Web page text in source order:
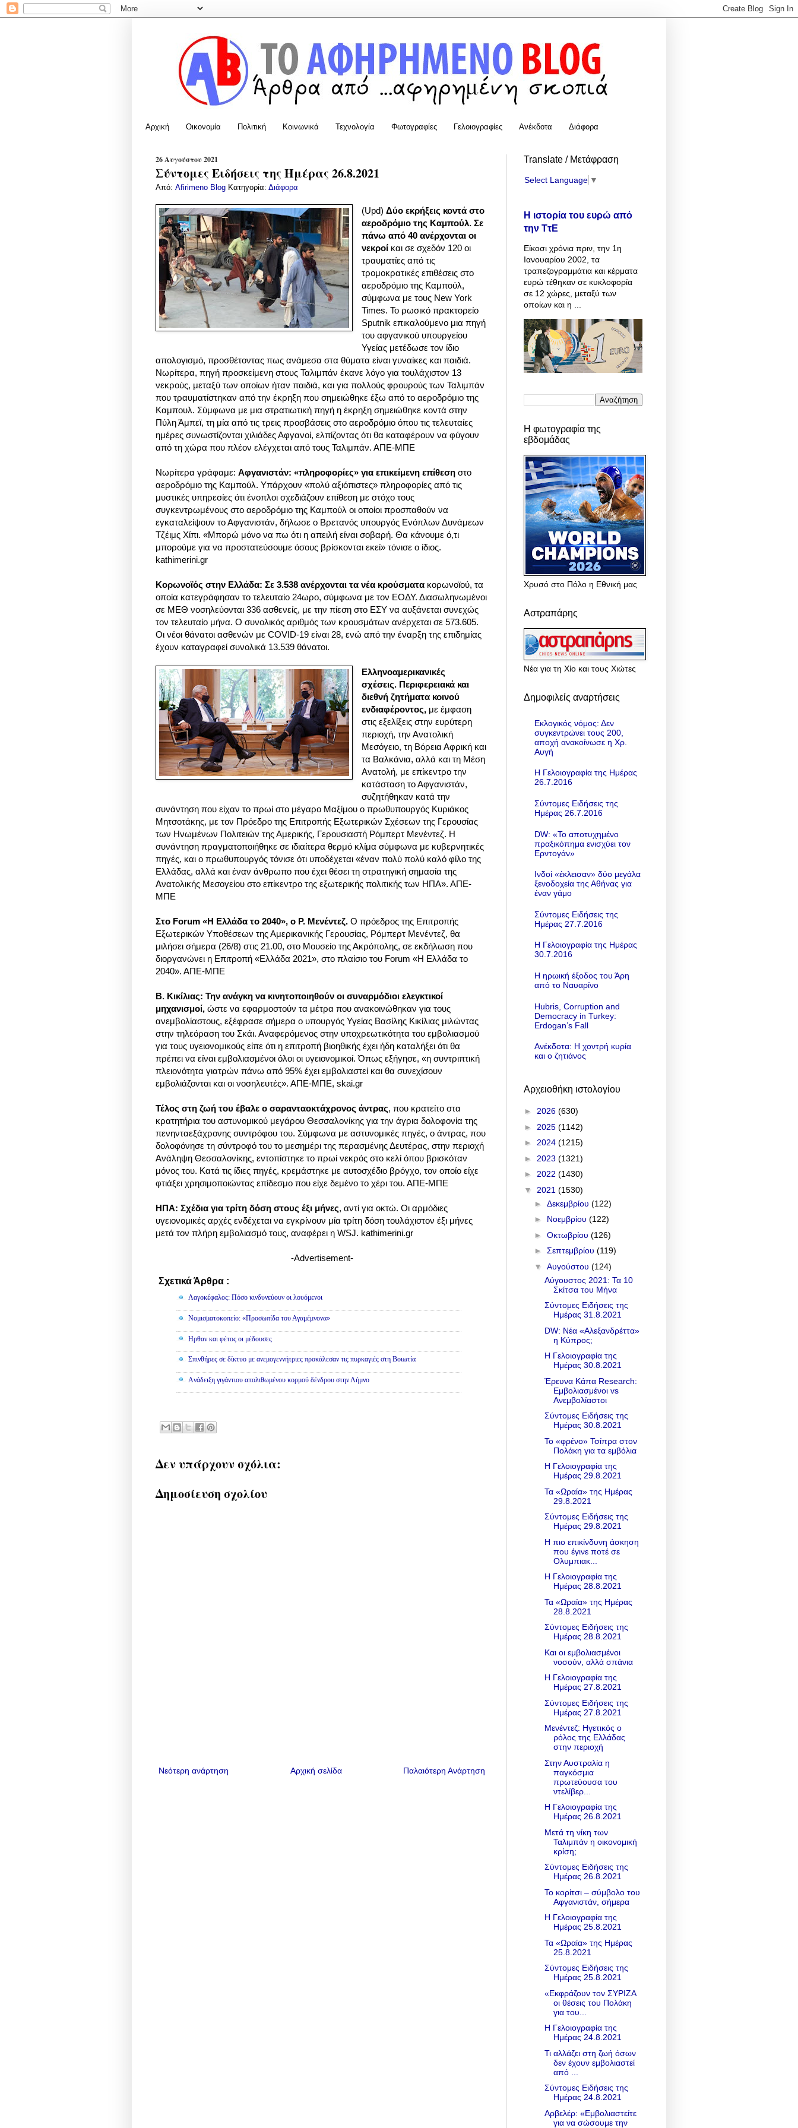
Αρχική Οικονομία Πολιτική Κοινωνικά Τεχνολογία Φωτογραφίες Γελοιογραφίες Ανέκδοτα Διάφορα
26 Αυγούστου 2021
Σύντομες Ειδήσεις της Ημέρας 26.8.2021
Από: Afirimeno Blog Κατηγορία: Διάφορα
(Upd)Δύο εκρήξεις κοντά στο
αεροδρόμιο της Καμπούλ. Σε
πάνω από 40 ανέρχονται οι
νεκροί και σε σχεδόν 120 οι
τραυματίες από τις
τρομοκρατικές επιθέσεις στο
αεροδρόμιο της Καμπούλ,
σύμφωνα με τους New York
Times. Το ρωσικό πρακτορείο
Sputnik επικαλούμενο μια πηγή
του αφγανικού υπουργείου
Υγείας μετέδωσε τον ίδιο
απολογισμό, προσθέτοντας πως ανάμεσα στα θύματα είναι γυναίκες και παιδιά.
Νωρίτερα, πηγή προσκείμενη στους Ταλιμπάν έκανε λόγο για τουλάχιστον 13
νεκρούς, μεταξύ των οποίων ήταν παιδιά, και για πολλούς φρουρούς των Ταλιμπάν
που τραυματίστηκαν από την έκρηξη που σημειώθηκε έξω από το αεροδρόμιο της
Καμπουλ. Σύμφωνα με μια στρατιωτική πηγή η έκρηξη σημειώθηκε κοντά στην
Πύλη Άμπεϊ, τη μία από τις τρεις προσβάσεις στο αεροδρόμιο όπου τις τελευταίες
ημέρες συνωστίζονται χιλιάδες Αφγανοί, ελπίζοντας ότι θα καταφέρουν να φύγουν
από τη χώρα που πλέον ελέγχεται από τους Ταλιμπάν. ΑΠΕ-ΜΠΕ
Νωρίτερα γράφαμε: Αφγανιστάν: «πληροφορίες» για επικείμενη επίθεση στο
αεροδρόμιο της Καμπούλ. Υπάρχουν «πολύ αξιόπιστες» πληροφορίες από τις
μυστικές υπηρεσίες ότι ένοπλοι σχεδιάζουν επίθεση με στόχο τους
συγκεντρωμένους στο αεροδρόμιο της Καμπούλ οι οποίοι προσπαθούν να
εγκαταλείψουν το Αφγανιστάν, δήλωσε ο Βρετανός υπουργός Ενόπλων Δυνάμεων
Τζέιμς Χίπι. «Μπορώ μόνο να πω ότι η απειλή είναι σοβαρή. Θα κάνουμε ό,τι
μπορούμε για να προστατεύσουμε όσους βρίσκονται εκεί» τόνισε ο ίδιος.
kathimerini.gr
Κορωνοϊός στην Ελλάδα: Σε 3.538 ανέρχονται τα νέα κρούσματα κορωνοϊού, τα
οποία κατεγράφησαν το τελευταίο 24ωρο, σύμφωνα με τον ΕΟΔΥ. Διασωληνωμένοι
σε ΜΕΘ νοσηλεύονται 336 ασθενείς, με την πίεση στο ΕΣΥ να αυξάνεται συνεχώς
τον τελευταίο μήνα. Ο συνολικός αριθμός των κρουσμάτων ανέρχεται σε 573.605.
Οι νέοι θάνατοι ασθενών με COVID-19 είναι 28, ενώ από την έναρξη της επιδημίας
έχουν καταγραφεί συνολικά 13.539 θάνατοι.
Ελληνοαμερικανικές
σχέσεις. Περιφερειακά και
διεθνή ζητήματα κοινού
ενδιαφέροντος, με έμφαση
στις εξελίξεις στην ευρύτερη
περιοχή, την Ανατολική
Μεσόγειο, τη Βόρεια Αφρική και
τα Βαλκάνια, αλλά και τη Μέση
Ανατολή, με επίκεντρο την
κατάσταση το Αφγανιστάν,
συζητήθηκαν κατά την
συνάντηση που είχαν το πρωί στο μέγαρο Μαξίμου ο πρωθυπουργός Κυριάκος
Μητσοτάκης, με τον Πρόεδρο της Επιτροπής Εξωτερικών Σχέσεων της Γερουσίας
των Ηνωμένων Πολιτειών της Αμερικής, Γερουσιαστή Ρόμπερτ Μενέντεζ. Η
συνάντηση πραγματοποιήθηκε σε ιδιαίτερα θερμό κλίμα σύμφωνα με κυβερνητικές
πηγές, και ο πρωθυπουργός τόνισε ότι υποδέχεται «έναν πολύ πολύ καλό φίλο της
Ελλάδας, αλλά και έναν άνθρωπο που έχει θέσει τη στρατηγική σημασία της
Ανατολικής Μεσογείου στο επίκεντρο της εξωτερικής πολιτικής των ΗΠΑ». ΑΠΕ-
ΜΠΕ
Στο Forum «Η Ελλάδα το 2040», ο Ρ. Μενέντεζ. Ο πρόεδρος της Επιτροπής
Εξωτερικών Υποθέσεων της Αμερικανικής Γερουσίας, Ρόμπερτ Μενέντεζ, θα
μιλήσει σήμερα (26/8) στις 21.00, στο Μουσείο της Ακρόπολης, σε εκδήλωση που
διοργανώνει η Επιτροπή «Ελλάδα 2021», στο πλαίσιο του Forum «Η Ελλάδα το
2040». ΑΠΕ-ΜΠΕ
Β. Κικίλιας: Την ανάγκη να κινητοποιηθούν οι συναρμόδιοι ελεγκτικοί
μηχανισμοί, ώστε να εφαρμοστούν τα μέτρα που ανακοινώθηκαν για τους
ανεμβολίαστους, εξέφρασε σήμερα ο υπουργός Υγείας Βασίλης Κικίλιας μιλώντας
στην τηλεόραση του Σκάι. Αναφερόμενος στην υποχρεωτικότητα του εμβολιασμού
για τους υγειονομικούς είπε ότι η επιτροπή βιοηθικής έχει ήδη καταλήξει ότι θα
πρέπει να είναι εμβολιασμένοι όλοι οι υγειονομικοί. Όπως εξήγησε, «η συντριπτική
πλειονότητα γιατρών πάνω από 95% έχει εμβολιαστεί και θα συνεχίσουν
εμβολιάζονται και οι νοσηλευτές». ΑΠΕ-ΜΠΕ, skai.gr
Τέλος στη ζωή του έβαλε ο σαρανταοκτάχρονος άντρας, που κρατείτο στα
κρατητήρια του αστυνομικού μεγάρου Θεσσαλονίκης για την άγρια δολοφονία της
πενηνταεξάχρονης συντρόφου του. Σύμφωνα με αστυνομικές πηγές, ο άντρας, που
δολοφόνησε τη σύντροφό του το μεσημέρι της περασμένης Δευτέρας, στην περιοχή
Ανάληψη Θεσσαλονίκης, εντοπίστηκε το πρωί νεκρός στο κελί όπου βρισκόταν
μόνος του. Κατά τις ίδιες πηγές, κρεμάστηκε με αυτοσχέδιο βρόγχο, τον οποίο είχε
φτιάξει χρησιμοποιώντας επίδεσμο που είχε δεμένο το χέρι του. ΑΠΕ-ΜΠΕ
ΗΠΑ: Σχέδια για τρίτη δόση στους έξι μήνες, αντί για οκτώ. Οι αρμόδιες
υγειονομικές αρχές ενδέχεται να εγκρίνουν μία τρίτη δόση τουλάχιστον έξι μήνες
μετά τον πλήρη εμβολιασμό τους, αναφέρει η WSJ. kathimerini.gr
-Advertisement-
Σχετικά Άρθρα :
Λαγοκέφαλος: Πόσο κινδυνεύουν οι λουόμενοι
Νομισματοκοπείο: «Προσωπίδα του Αγαμέμνονα»
Ηρθαν και φέτος οι μέδουσες
Σπινθήρες σε δίκτυο με ανεμογεννήτριες προκάλεσαν τις πυρκαγιές στη Βοιωτία
Aνάδειξη γιγάντιου απολιθωμένου κορμού δένδρου στην Λήμνο
Δεν υπάρχουν σχόλια:
Δημοσίευση σχολίου
Νεότερη ανάρτηση Παλαιότερη Ανάρτηση
Αρχική σελίδα
Translate / Μετάφραση
Select Language ▼
Η ιστορία του ευρώ από
την ΤτΕ
Είκοσι χρόνια πριν, την 1η
Ιανουαρίου 2002, τα
τραπεζογραμμάτια και κέρματα
ευρώ τέθηκαν σε κυκλοφορία
σε 12 χώρες, μεταξύ των
οποίων και η ...
Η φωτογραφία της
εβδομάδας
Χρυσό στο Πόλο η Εθνική μας
Αστραπάρης
Νέα για τη Χίο και τους Χιώτες
Δημοφιλείς αναρτήσεις
Εκλογικός νόμος: Δεν
συγκεντρώνει τους 200,
αποχή ανακοίνωσε η Χρ.
Αυγή
Η Γελοιογραφία της Ημέρας
26.7.2016
Σύντομες Ειδήσεις της
Ημέρας 26.7.2016
DW: «To αποτυχημένο
πραξικόπημα ενισχύει τον
Ερντογάν»
Ινδοί «έκλεισαν» δύο μεγάλα
ξενοδοχεία της Αθήνας για
έναν γάμο
Σύντομες Ειδήσεις της
Ημέρας 27.7.2016
Η Γελοιογραφία της Ημέρας
30.7.2016
Η ηρωική έξοδος του Άρη
από το Ναυαρίνο
Hubris, Corruption and
Democracy in Turkey:
Erdogan’s Fall
Ανέκδοτα: Η χοντρή κυρία
και ο ζητιάνος
Αρχειοθήκη ιστολογίου
► 2026 (630)
► 2025 (1142)
► 2024 (1215)
► 2023 (1321)
► 2022 (1430)
▼ 2021 (1530)
► Δεκεμβρίου (122)
► Νοεμβρίου (122)
► Οκτωβρίου (126)
► Σεπτεμβρίου (119)
▼ Αυγούστου (124)
Αύγουστος 2021: Τα 10
Σκίτσα του Μήνα
Σύντομες Ειδήσεις της
Ημέρας 31.8.2021
DW: Νέα «Αλεξανδρέττα»
η Κύπρος;
Η Γελοιογραφία της
Ημέρας 30.8.2021
Έρευνα Κάπα Research:
Εμβολιασμένοι vs
Ανεμβολίαστοι
Σύντομες Ειδήσεις της
Ημέρας 30.8.2021
Το «φρένο» Τσίπρα στον
Πολάκη για τα εμβόλια
Η Γελοιογραφία της
Ημέρας 29.8.2021
Τα «Ωραία» της Ημέρας
29.8.2021
Σύντομες Ειδήσεις της
Ημέρας 29.8.2021
Η πιο επικίνδυνη άσκηση
που έγινε ποτέ σε
Ολυμπιακ...
Η Γελοιογραφία της
Ημέρας 28.8.2021
Τα «Ωραία» της Ημέρας
28.8.2021
Σύντομες Ειδήσεις της
Ημέρας 28.8.2021
Και οι εμβολιασμένοι
νοσούν, αλλά σπάνια
Η Γελοιογραφία της
Ημέρας 27.8.2021
Σύντομες Ειδήσεις της
Ημέρας 27.8.2021
Μενέντεζ: Ηγετικός ο
ρόλος της Ελλάδας
στην περιοχή
Στην Αυστραλία η
παγκόσμια
πρωτεύουσα του
ντελίβερ...
Η Γελοιογραφία της
Ημέρας 26.8.2021
Mετά τη νίκη των
Ταλιμπάν η οικονομική
κρίση;
Σύντομες Ειδήσεις της
Ημέρας 26.8.2021
Το κορίτσι – σύμβολο του
Αφγανιστάν, σήμερα
Η Γελοιογραφία της
Ημέρας 25.8.2021
Τα «Ωραία» της Ημέρας
25.8.2021
Σύντομες Ειδήσεις της
Ημέρας 25.8.2021
«Εκφράζουν τον ΣΥΡΙΖΑ
οι θέσεις του Πολάκη
για του...
Η Γελοιογραφία της
Ημέρας 24.8.2021
Τι αλλάζει στη ζωή όσων
δεν έχουν εμβολιαστεί
από ...
Σύντομες Ειδήσεις της
Ημέρας 24.8.2021
Αρβελέρ: «Eμβολιαστείτε
για να σώσουμε την